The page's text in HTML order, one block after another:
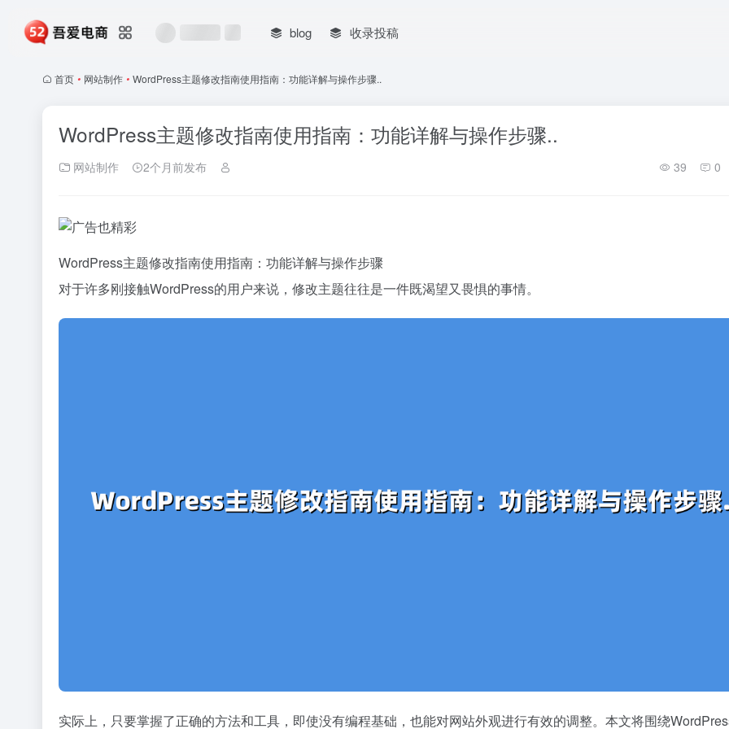
blog 收录投稿
首页 • 网站制作 • WordPress主题修改指南使用指南：功能详解与操作步骤..
WordPress主题修改指南使用指南：功能详解与操作步骤..
网站制作 2个月前发布 39 0
WordPress主题修改指南使用指南：功能详解与操作步骤
对于许多刚接触WordPress的用户来说，修改主题往往是一件既渴望又畏惧的事情。
实际上，只要掌握了正确的方法和工具，即使没有编程基础，也能对网站外观进行有效的调整。本文将围绕